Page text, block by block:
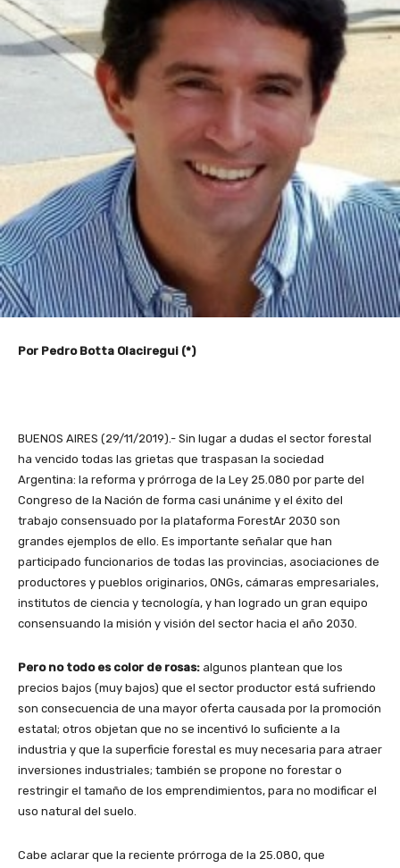
Por Pedro Botta Olaciregui (*)
BUENOS AIRES (29/11/2019).- Sin lugar a dudas el sector forestal
ha vencido todas las grietas que traspasan la sociedad
Argentina: la reforma y prórroga de la Ley 25.080 por parte del
Congreso de la Nación de forma casi unánime y el éxito del
trabajo consensuado por la plataforma ForestAr 2030 son
grandes ejemplos de ello. Es importante señalar que han
participado funcionarios de todas las provincias, asociaciones de
productores y pueblos originarios, ONGs, cámaras empresariales,
institutos de ciencia y tecnología, y han logrado un gran equipo
consensuando la misión y visión del sector hacia el año 2030.
Pero no todo es color de rosas: algunos plantean que los
precios bajos (muy bajos) que el sector productor está sufriendo
son consecuencia de una mayor oferta causada por la promoción
estatal; otros objetan que no se incentivó lo suficiente a la
industria y que la superficie forestal es muy necesaria para atraer
inversiones industriales; también se propone no forestar o
restringir el tamaño de los emprendimientos, para no modificar el
uso natural del suelo.
Cabe aclarar que la reciente prórroga de la 25.080, que